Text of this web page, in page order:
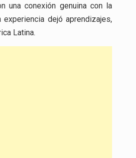
una conexión genuina con la
dejó aprendizajes,
Latina.